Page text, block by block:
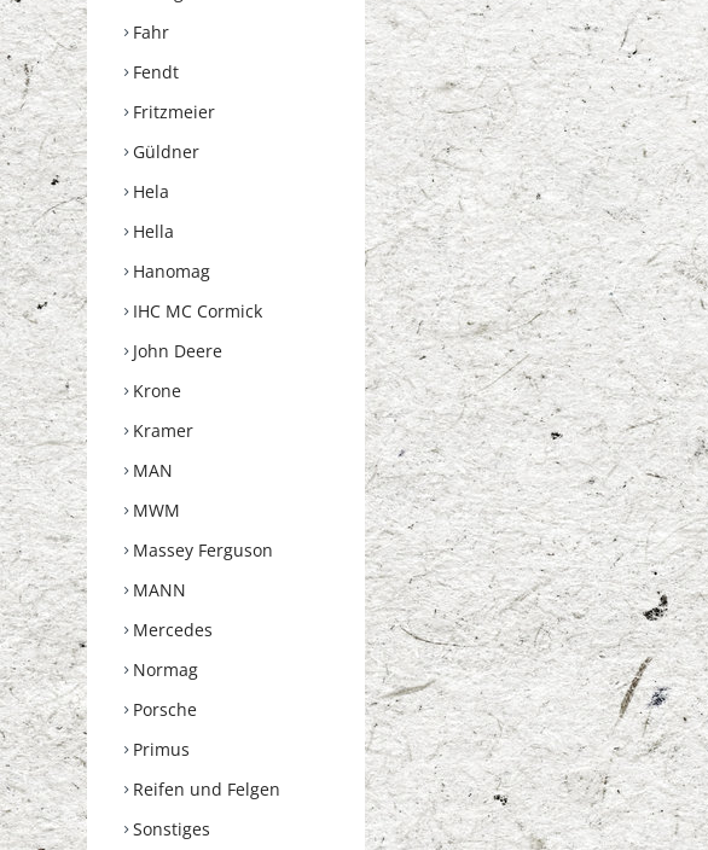
Fahr
Fendt
Fritzmeier
Güldner
Hela
Hella
Hanomag
IHC MC Cormick
John Deere
Krone
Kramer
MAN
MWM
Massey Ferguson
MANN
Mercedes
Normag
Porsche
Primus
Reifen und Felgen
Sonstiges